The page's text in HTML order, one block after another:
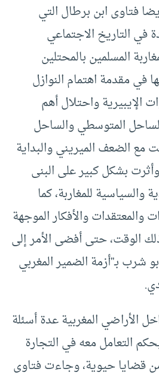
فتاوى ابن برطال التي
التاريخ الاجتماعي
المسلمين بالمحتلين
في مقدمة اهتمام النوازل
الإيبيرية واحتلال أهم
المتوسطي والساحل
مع الضعف الميريني والبداية
بشكل كبير على البنى
والسياسية للمغاربة، كما
والأفكار الموجهة
الوقت، حتى أفضى الأمر إلى
شرب بـ”أزمة الضمير المغربي
الأراضي المغربية عدة أسئلة
التعامل معه في التجارة
قضايا حيوية، وجاءت فتاوى